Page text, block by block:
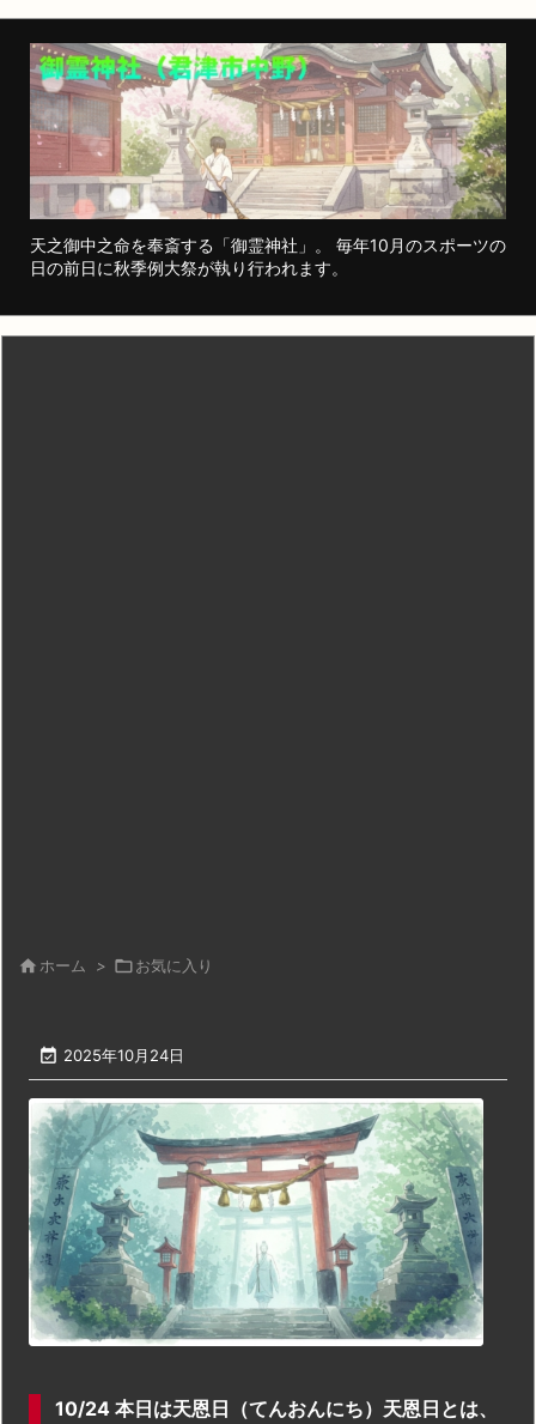
天之御中之命を奉斎する「御霊神社」。 毎年10月のスポーツの
日の前日に秋季例大祭が執り行われます。
 ホーム > お気に入り
 2025年10月24日
10/24 本日は天恩日（てんおんにち）天恩日とは、